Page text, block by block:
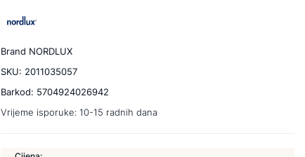
Brand NORDLUX
SKU: 2011035057
Barkod: 5704924026942
Vrijeme isporuke: 10-15 radnih dana